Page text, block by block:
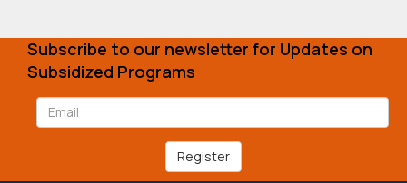
Subscribe to our newsletter for Updates on
Subsidized Programs
Register